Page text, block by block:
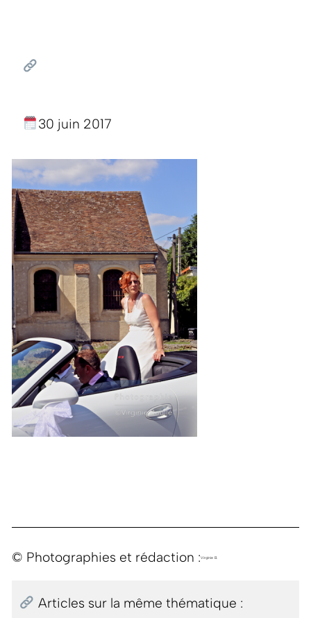
30 juin 2017
© Photographies et rédaction :Virginie B.
Articles sur la même thématique :